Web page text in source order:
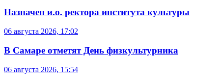
Назначен и.о. ректора института культуры
06 августа 2026, 17:02
В Самаре отметят День физкультурника
06 августа 2026, 15:54